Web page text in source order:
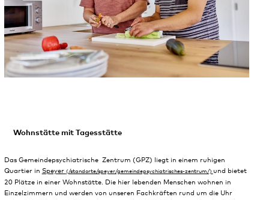
Wohnstätte mit Tagesstätte
Das Gemeindepsychiatrische Zentrum (GPZ) liegt in einem ruhigen
Quartier in Speyer
und bietet
20 Plätze in einer Wohnstätte. Die hier lebenden Menschen wohnen in
Einzelzimmern und werden von unseren Fachkräften rund um die Uhr